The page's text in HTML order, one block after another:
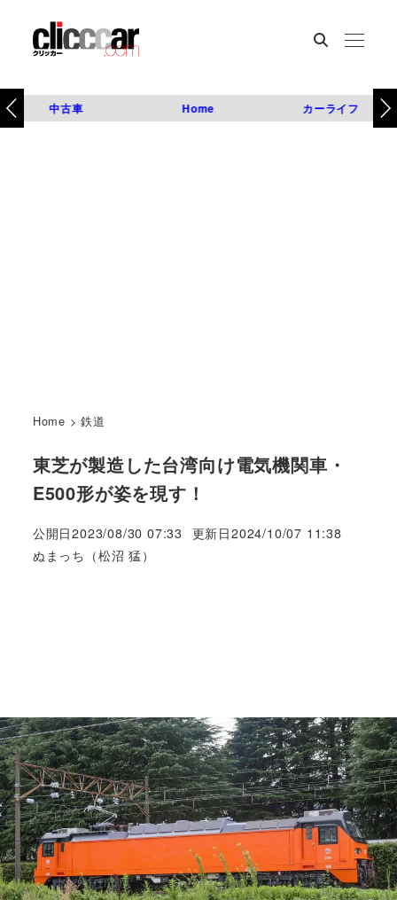
中古車 Home カーライフ
Home >鉄道
東芝が製造した台湾向け電気機関車・
E500形が姿を現す！
公開日2023/08/30 07:33 更新日2024/10/07 11:38
著
ぬまっち（松沼 猛）